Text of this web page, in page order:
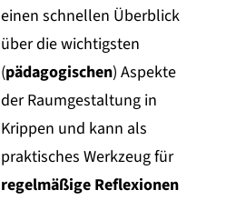
einen schnellen Überblick
über die wichtigsten
(pädagogischen) Aspekte
der Raumgestaltung in
Krippen und kann als
praktisches Werkzeug für
regelmäßige Reflexionen